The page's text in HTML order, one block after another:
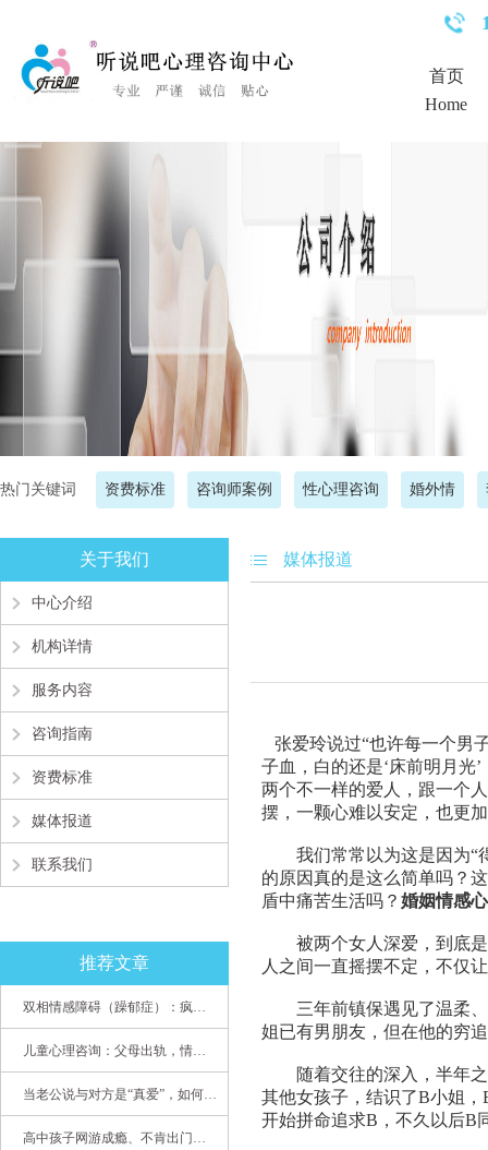
首页
Home
热门关键词 资费标准 咨询师案例 性心理咨询 婚外情
关于我们
中心介绍
机构详情
服务内容
咨询指南
资费标准
媒体报道
联系我们
推荐文章
双相情感障碍（躁郁症）：疯子如何走向天才
儿童心理咨询：父母出轨，情感混乱孩子内心的隐秘
当老公说与对方是“真爱”，如何挽救婚姻？(始篇)
高中孩子网游成瘾、不肯出门，家长该怎么办？
媒体报道
张爱玲说过“也许每一个男
子血，白的还是‘床前明月光’
两个不一样的爱人，跟一个
摆，一颗心难以安定，也更
我们常常以为这是因为“
的原因真的是这么简单吗？
盾中痛苦生活吗？ 婚姻情感
被两个女人深爱，到底
人之间一直摇摆不定，不仅
三年前镇保遇见了温柔
姐已有男朋友，但在他的穷
随着交往的深入，半年
其他女孩子，结识了B小姐，
开始拼命追求B ，不久以后B